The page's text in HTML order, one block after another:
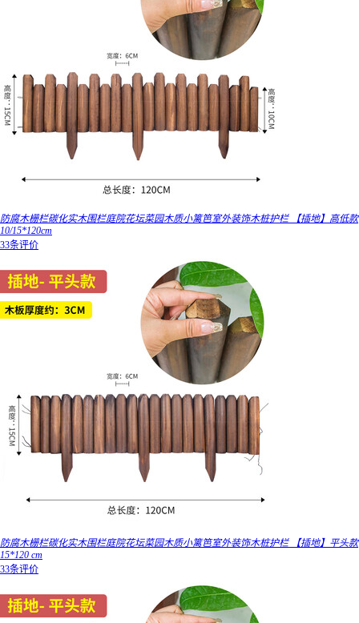
防腐木栅栏碳化实木围栏庭院花坛菜园木质小篱笆室外装饰木桩护栏 【插地】高低款
10/15*120cm
33条评价
防腐木栅栏碳化实木围栏庭院花坛菜园木质小篱笆室外装饰木桩护栏 【插地】平头款
15*120 cm
33条评价